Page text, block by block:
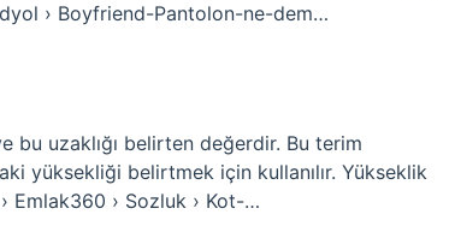
› Boyfriend-Pantolon-ne-dem…
bu uzaklığı belirten değerdir. Bu terim
yüksekliği belirtmek için kullanılır. Yükseklik
Emlak360 › Sozluk › Kot-…